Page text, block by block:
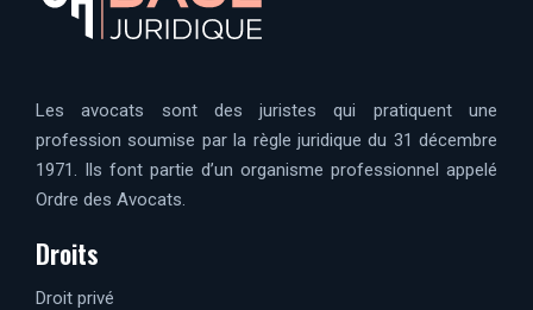
Les avocats sont des juristes qui pratiquent une
profession soumise par la règle juridique du 31 décembre
1971. Ils font partie d’un organisme professionnel appelé
Ordre des Avocats.
Droits
Droit privé